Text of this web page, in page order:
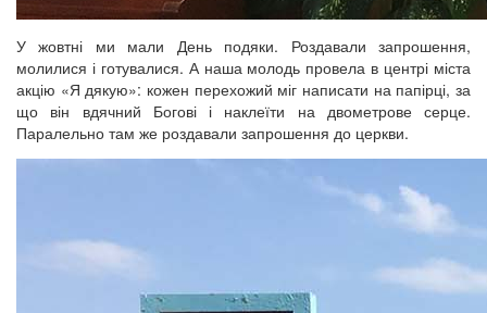
У жовтні ми мали День подяки. Роздавали запрошення,
молилися і готувалися. А наша молодь провела в центрі міста
акцію «Я дякую»: кожен перехожий міг написати на папірці, за
що він вдячний Богові і наклеїти на двометрове серце.
Паралельно там же роздавали запрошення до церкви.